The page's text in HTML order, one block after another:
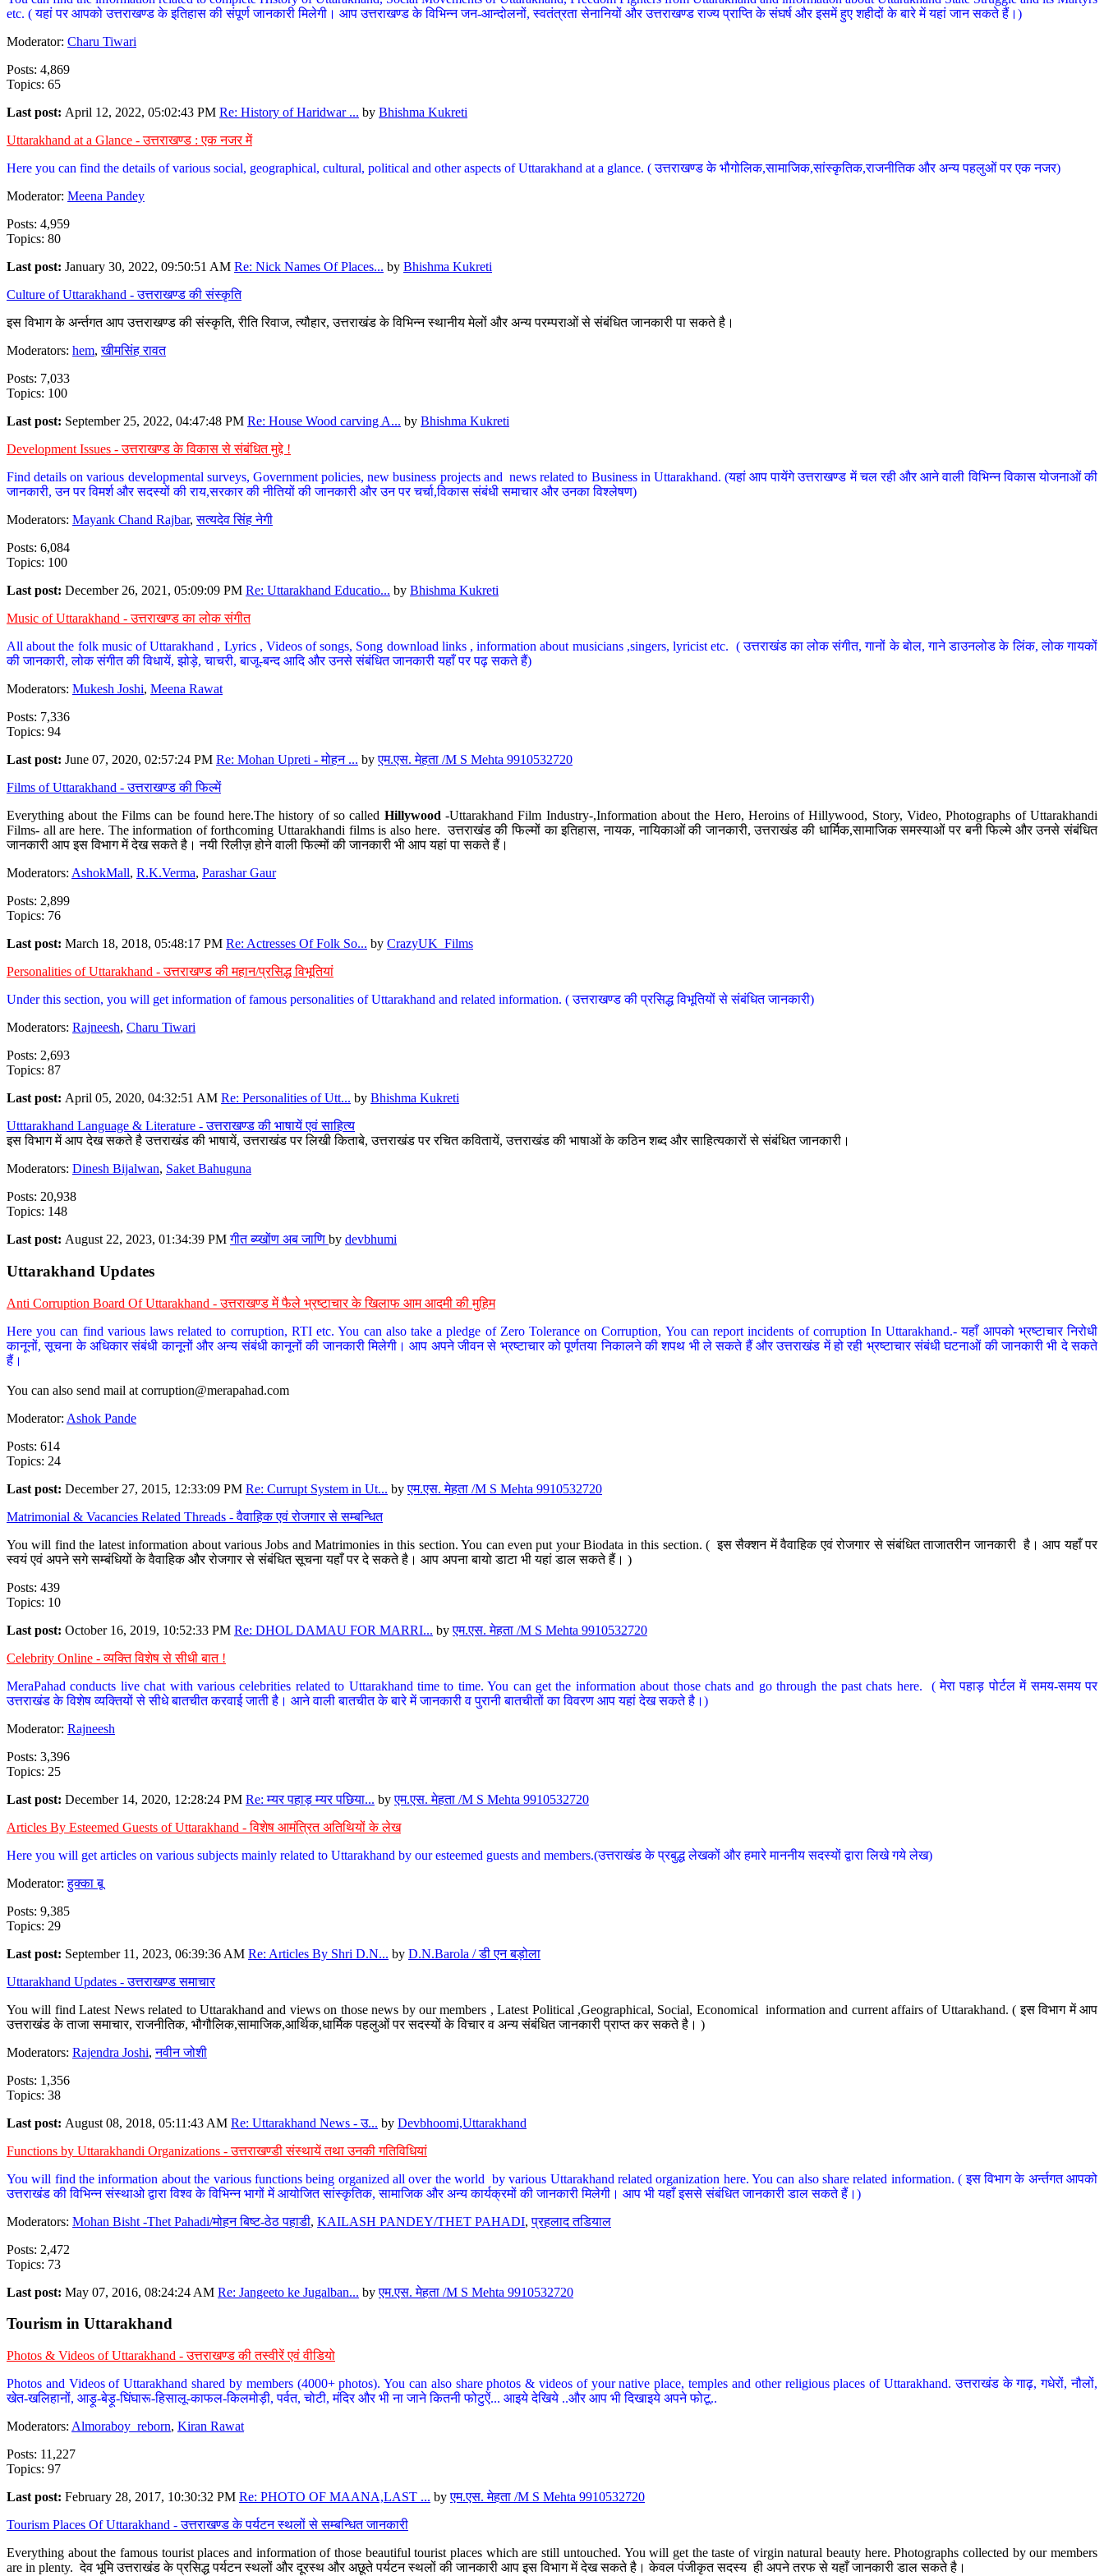
etc. ( यहां पर आपको उत्तराखण्ड के इतिहास की संपूर्ण जानकारी मिलेगी। आप उत्तराखण्ड के विभिन्न जन-आन्दोलनों, स्वतंत्रता सेनानियों और उत्तराखण्ड राज्य प्राप्ति के संघर्ष और इसमें हुए शहीदों के बारे में यहां जान सकते हैं।)
Moderator: Charu Tiwari
Posts: 4,869
Topics: 65
Last post: April 12, 2022, 05:02:43 PM Re: History of Haridwar ... by Bhishma Kukreti
Uttarakhand at a Glance - उत्तराखण्ड : एक नजर में
Here you can find the details of various social, geographical, cultural, political and other aspects of Uttarakhand at a glance. ( उत्तराखण्ड के भौगोलिक,सामाजिक,सांस्कृतिक,राजनीतिक और अन्य पहलुओं पर एक नजर)
Moderator: Meena Pandey
Posts: 4,959
Topics: 80
Last post: January 30, 2022, 09:50:51 AM Re: Nick Names Of Places... by Bhishma Kukreti
Culture of Uttarakhand - उत्तराखण्ड की संस्कृति
इस विभाग के अर्न्तगत आप उत्तराखण्ड की संस्कृति, रीति रिवाज, त्यौहार, उत्तराखंड के विभिन्न स्थानीय मेलों और अन्य परम्पराओं से संबंधित जानकारी पा सकते है।
Moderators: hem,खीमसिंह रावत
Posts: 7,033
Topics: 100
Last post: September 25, 2022, 04:47:48 PM Re: House Wood carving A... by Bhishma Kukreti
Development Issues - उत्तराखण्ड के विकास से संबंधित मुद्दे !
Find details on various developmental surveys, Government policies, new business projects and news related to Business in Uttarakhand. (यहां आप पायेंगे उत्तराखण्ड में चल रही और आने वाली विभिन्न विकास योजनाओं की
जानकारी, उन पर विमर्श और सदस्यों की राय,सरकार की नीतियों की जानकारी और उन पर चर्चा,विकास संबंधी समाचार और उनका विश्लेषण)
Moderators: Mayank Chand Rajbar,सत्यदेव सिंह नेगी
Posts: 6,084
Topics: 100
Last post: December 26, 2021, 05:09:09 PM Re: Uttarakhand Educatio... by Bhishma Kukreti
Music of Uttarakhand - उत्तराखण्ड का लोक संगीत
All about the folk music of Uttarakhand , Lyrics , Videos of songs, Song download links , information about musicians ,singers, lyricist etc. ( उत्तराखंड का लोक संगीत, गानों के बोल, गाने डाउनलोड के लिंक, लोक गायकों
की जानकारी, लोक संगीत की विधायें, झोड़े, चाचरी, बाजू-बन्द आदि और उनसे संबंधित जानकारी यहाँ पर पढ़ सकते हैं)
Moderators: Mukesh Joshi, Meena Rawat
Posts: 7,336
Topics: 94
Last post: June 07, 2020, 02:57:24 PM Re: Mohan Upreti - मोहन ... byएम.एस. मेहता /M S Mehta 9910532720
Films of Uttarakhand - उत्तराखण्ड की फिल्में
Everything about the Films can be found here.The history of so called Hillywood-Uttarakhand Film Industry-,Information about the Hero, Heroins of Hillywood, Story, Video, Photographs of Uttarakhandi
Films- all are here. The information of forthcoming Uttarakhandi films is also here. उत्तराखंड की फिल्मों का इतिहास, नायक, नायिकाओं की जानकारी, उत्तराखंड की धार्मिक,सामाजिक समस्याओं पर बनी फिल्मे और उनसे संबंधित
जानकारी आप इस विभाग में देख सकते है। नयी रिलीज़ होने वाली फिल्मों की जानकारी भी आप यहां पा सकते हैं।
Moderators: AshokMall, R.K.Verma, Parashar Gaur
Posts: 2,899
Topics: 76
Last post: March 18, 2018, 05:48:17 PM Re: Actresses Of Folk So... by CrazyUK_Films
Personalities of Uttarakhand - उत्तराखण्ड की महान/प्रसिद्ध विभूतियां
Under this section, you will get information of famous personalities of Uttarakhand and related information. ( उत्तराखण्ड की प्रसिद्ध विभूतियों से संबंधित जानकारी)
Moderators: Rajneesh, Charu Tiwari
Posts: 2,693
Topics: 87
Last post: April 05, 2020, 04:32:51 AM Re: Personalities of Utt... by Bhishma Kukreti
Utttarakhand Language & Literature - उत्तराखण्ड की भाषायें एवं साहित्य
इस विभाग में आप देख सकते है उत्तराखंड की भाषायें, उत्तराखंड पर लिखी किताबे, उत्तराखंड पर रचित कवितायें, उत्तराखंड की भाषाओं के कठिन शब्द और साहित्यकारों से संबंधित जानकारी।
Moderators: Dinesh Bijalwan, Saket Bahuguna
Posts: 20,938
Topics: 148
Last post: August 22, 2023, 01:34:39 PMगीत ब्य्खोंण अब जाणि by devbhumi
Uttarakhand Updates
Anti Corruption Board Of Uttarakhand - उत्तराखण्ड में फैले भ्रष्टाचार के खिलाफ आम आदमी की मुहिम
Here you can find various laws related to corruption, RTI etc. You can also take a pledge of Zero Tolerance on Corruption, You can report incidents of corruption In Uttarakhand.- यहाँ आपको भ्रष्टाचार निरोधी
कानूनों, सूचना के अधिकार संबंधी कानूनों और अन्य संबंधी कानूनों की जानकारी मिलेगी। आप अपने जीवन से भ्रष्टाचार को पूर्णतया निकालने की शपथ भी ले सकते हैं और उत्तराखंड में हो रही भ्रष्टाचार संबंधी घटनाओं की जानकारी भी दे सकते
हैं।
You can also send mail at corruption@merapahad.com
Moderator: Ashok Pande
Posts: 614
Topics: 24
Last post: December 27, 2015, 12:33:09 PM Re: Currupt System in Ut... byएम.एस. मेहता /M S Mehta 9910532720
Matrimonial & Vacancies Related Threads - वैवाहिक एवं रोजगार से सम्बन्धित
You will find the latest information about various Jobs and Matrimonies in this section. You can even put your Biodata in this section. ( इस सैक्शन में वैवाहिक एवं रोजगार से संबंधित ताजातरीन जानकारी है। आप यहाँ पर
स्वयं एवं अपने सगे सम्बंधियों के वैवाहिक और रोजगार से संबंधित सूचना यहाँ पर दे सकते है। आप अपना बायो डाटा भी यहां डाल सकते हैं। )
Posts: 439
Topics: 10
Last post: October 16, 2019, 10:52:33 PM Re: DHOL DAMAU FOR MARRI... byएम.एस. मेहता /M S Mehta 9910532720
Celebrity Online - व्यक्ति विशेष से सीधी बात !
MeraPahad conducts live chat with various celebrities related to Uttarakhand time to time. You can get the information about those chats and go through the past chats here. ( मेरा पहाड़ पोर्टल में समय-समय पर
उत्तराखंड के विशेष व्यक्तियों से सीधे बातचीत करवाई जाती है। आने वाली बातचीत के बारे में जानकारी व पुरानी बातचीतों का विवरण आप यहां देख सकते है।)
Moderator: Rajneesh
Posts: 3,396
Topics: 25
Last post: December 14, 2020, 12:28:24 PM Re: म्यर पहाड़ म्यर पछिया... byएम.एस. मेहता /M S Mehta 9910532720
Articles By Esteemed Guests of Uttarakhand - विशेष आमंत्रित अतिथियों के लेख
Here you will get articles on various subjects mainly related to Uttarakhand by our esteemed guests and members.(उत्तराखंड के प्रबुद्ध लेखकों और हमारे माननीय सदस्यों द्वारा लिखे गये लेख)
Moderator:हुक्का बू
Posts: 9,385
Topics: 29
Last post: September 11, 2023, 06:39:36 AM Re: Articles By Shri D.N... by D.N.Barola / डी एन बड़ोला
Uttarakhand Updates - उत्तराखण्ड समाचार
You will find Latest News related to Uttarakhand and views on those news by our members , Latest Political ,Geographical, Social, Economical information and current affairs of Uttarakhand. ( इस विभाग में आप
उत्तराखंड के ताजा समाचार, राजनीतिक, भौगौलिक,सामाजिक,आर्थिक,धार्मिक पहलुओं पर सदस्यों के विचार व अन्य संबंधित जानकारी प्राप्त कर सकते है। )
Moderators: Rajendra Joshi,नवीन जोशी
Posts: 1,356
Topics: 38
Last post: August 08, 2018, 05:11:43 AM Re: Uttarakhand News - उ... by Devbhoomi,Uttarakhand
Functions by Uttarakhandi Organizations - उत्तराखण्डी संस्थायें तथा उनकी गतिविधियां
You will find the information about the various functions being organized all over the world by various Uttarakhand related organization here. You can also share related information. ( इस विभाग के अर्न्तगत आपको
उत्तराखंड की विभिन्न संस्थाओ द्वारा विश्व के विभिन्न भागों में आयोजित सांस्कृतिक, सामाजिक और अन्य कार्यक्रमों की जानकारी मिलेगी। आप भी यहाँ इससे संबंधित जानकारी डाल सकते हैं।)
Moderators: Mohan Bisht -Thet Pahadi/मोहन बिष्ट-ठेठ पहाडी, KAILASH PANDEY/THET PAHADI,प्रहलाद तडियाल
Posts: 2,472
Topics: 73
Last post: May 07, 2016, 08:24:24 AM Re: Jangeeto ke Jugalban... byएम.एस. मेहता /M S Mehta 9910532720
Tourism in Uttarakhand
Photos & Videos of Uttarakhand - उत्तराखण्ड की तस्वीरें एवं वीडियो
Photos and Videos of Uttarakhand shared by members (4000+ photos). You can also share photos & videos of your native place, temples and other religious places of Uttarakhand. उत्तराखंड के गाढ़, गधेरों, नौलों,
खेत-खलिहानों, आड़ू-बेड़ू-घिंघारू-हिसालू-काफल-किलमोड़ी, पर्वत, चोटी, मंदिर और भी ना जाने कितनी फोटुऐं... आइये देखिये ..और आप भी दिखाइये अपने फोटू..
Moderators: Almoraboy_reborn, Kiran Rawat
Posts: 11,227
Topics: 97
Last post: February 28, 2017, 10:30:32 PM Re: PHOTO OF MAANA,LAST ... byएम.एस. मेहता /M S Mehta 9910532720
Tourism Places Of Uttarakhand - उत्तराखण्ड के पर्यटन स्थलों से सम्बन्धित जानकारी
Everything about the famous tourist places and information of those beautiful tourist places which are still untouched. You will get the taste of virgin natural beauty here. Photographs collected by our members
are in plenty. देव भूमि उत्तराखंड के प्रसिद्ध पर्यटन स्थलों और दूरस्थ और अछूते पर्यटन स्थलों की जानकारी आप इस विभाग में देख सकते है। केवल पंजीकृत सदस्य ही अपने तरफ से यहाँ जानकारी डाल सकते है।